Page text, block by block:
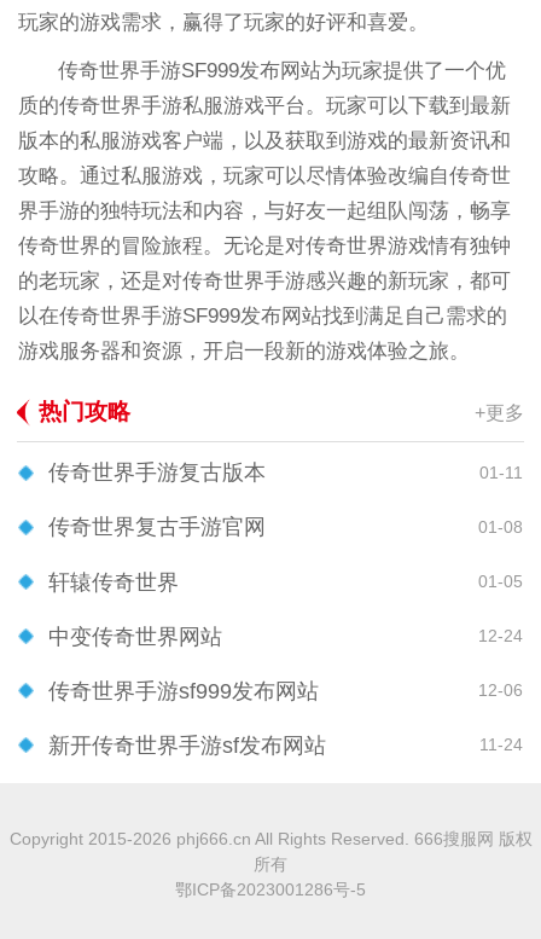
玩家的游戏需求，赢得了玩家的好评和喜爱。
传奇世界手游SF999发布网站为玩家提供了一个优
质的传奇世界手游私服游戏平台。玩家可以下载到最新
版本的私服游戏客户端，以及获取到游戏的最新资讯和
攻略。通过私服游戏，玩家可以尽情体验改编自传奇世
界手游的独特玩法和内容，与好友一起组队闯荡，畅享
传奇世界的冒险旅程。无论是对传奇世界游戏情有独钟
的老玩家，还是对传奇世界手游感兴趣的新玩家，都可
以在传奇世界手游SF999发布网站找到满足自己需求的
游戏服务器和资源，开启一段新的游戏体验之旅。
热门攻略 +更多
传奇世界手游复古版本 01-11
传奇世界复古手游官网 01-08
轩辕传奇世界 01-05
中变传奇世界网站 12-24
传奇世界手游sf999发布网站 12-06
新开传奇世界手游sf发布网站 11-24
Copyright 2015-2026 phj666.cn All Rights Reserved. 666搜服网 版权
所有
鄂ICP备2023001286号-5